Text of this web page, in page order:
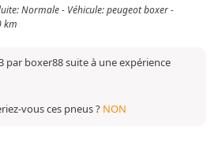
Normale - Véhicule: peugeot boxer -
km
par boxer88 suite à une expérience
vous ces pneus ? NON